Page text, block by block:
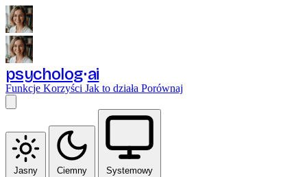
psycholog ai
Funkcje Korzyści Jak to działa Porównaj
Jasny Ciemny Systemowy